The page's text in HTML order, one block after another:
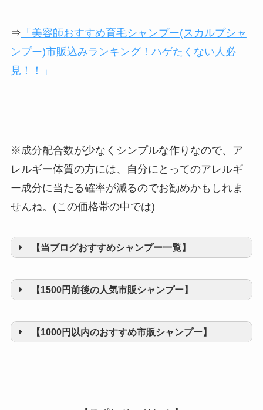
⇒ 「美容師おすすめ育毛シャンプー(スカルプシャ
ンプー)市販込みランキング！ハゲたくない人必
見！！」
※成分配合数が少なくシンプルな作りなので、ア
レルギー体質の方には、自分にとってのアレルギ
ー成分に当たる確率が減るのでお勧めかもしれま
せんね。(この価格帯の中では)
【当ブログおすすめシャンプー一覧】
【1500円前後の人気市販シャンプー】
【1000円以内のおすすめ市販シャンプー】